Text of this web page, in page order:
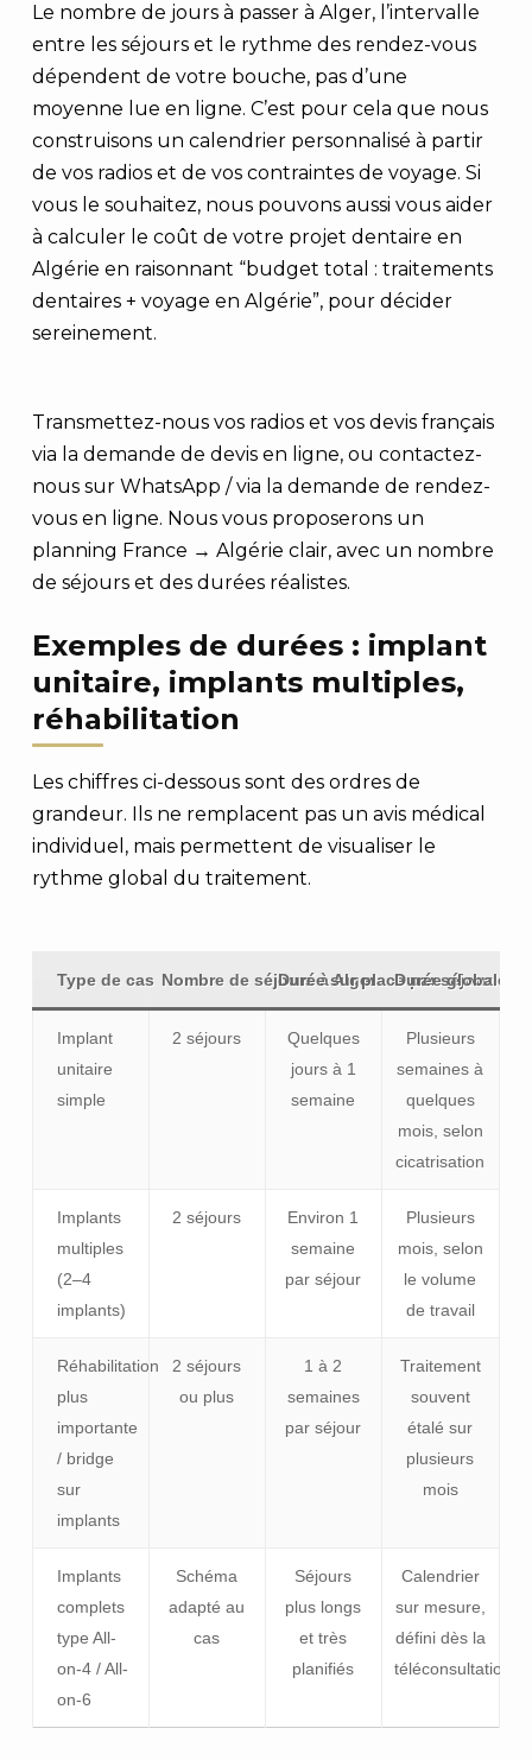
Le nombre de jours à passer à Alger, l’intervalle
entre les séjours et le rythme des rendez-vous
dépendent de votre bouche, pas d’une
moyenne lue en ligne. C’est pour cela que nous
construisons un calendrier personnalisé à partir
de vos radios et de vos contraintes de voyage. Si
vous le souhaitez, nous pouvons aussi vous aider
à calculer le coût de votre projet dentaire en
Algérie en raisonnant “budget total : traitements
dentaires + voyage en Algérie”, pour décider
sereinement.
Transmettez-nous vos radios et vos devis français
via la demande de devis en ligne, ou contactez-
nous sur WhatsApp / via la demande de rendez-
vous en ligne. Nous vous proposerons un
planning France → Algérie clair, avec un nombre
de séjours et des durées réalistes.
Exemples de durées : implant
unitaire, implants multiples,
réhabilitation
Les chiffres ci-dessous sont des ordres de
grandeur. Ils ne remplacent pas un avis médical
individuel, mais permettent de visualiser le
rythme global du traitement.
Type de cas Nombre de séjours à AlgerDurée sur place par séjour
Durée globale
Implant
unitaire
simple
2 séjours
Quelques
jours à 1
semaine
Plusieurs
semaines à
quelques
mois, selon
cicatrisation
Implants
multiples
(2–4
implants)
2 séjours
Environ 1
semaine
par séjour
Plusieurs
mois, selon
le volume
de travail
Réhabilitation
plus
importante
/ bridge
sur
implants
2 séjours
ou plus
1 à 2
semaines
par séjour
Traitement
souvent
étalé sur
plusieurs
mois
Implants
complets
type All-
on-4 / All-
on-6
Schéma
adapté au
cas
Séjours
plus longs
et très
planifiés
Calendrier
sur mesure,
défini dès la
téléconsultation